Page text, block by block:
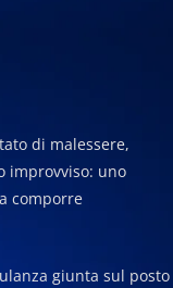
di malessere,
improvviso: uno
comporre
giunta sul posto